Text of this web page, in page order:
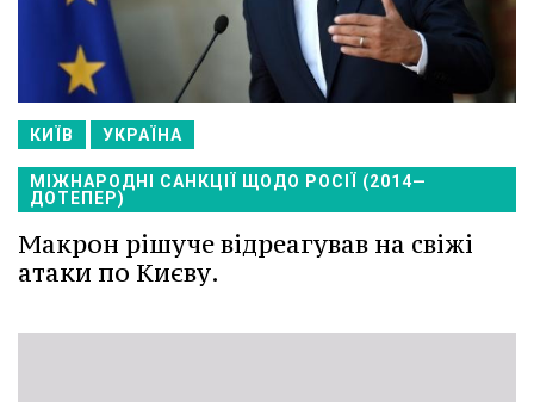
КИЇВ УКРАЇНА
МІЖНАРОДНІ САНКЦІЇ ЩОДО РОСІЇ (2014—
ДОТЕПЕР)
Макрон рішуче відреагував на свіжі
атаки по Києву.